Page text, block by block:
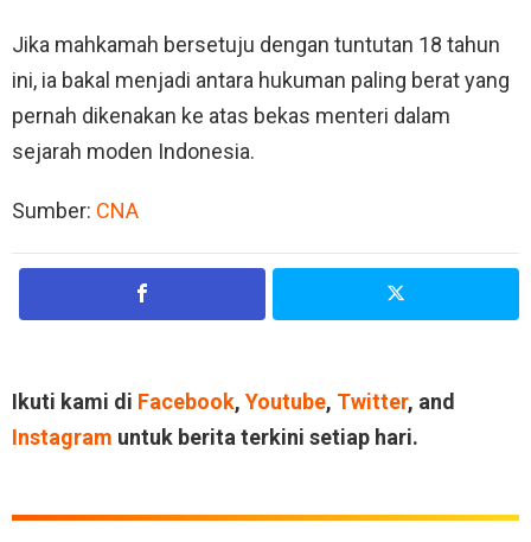
Jika mahkamah bersetuju dengan tuntutan 18 tahun
ini, ia bakal menjadi antara hukuman paling berat yang
pernah dikenakan ke atas bekas menteri dalam
sejarah moden Indonesia.
Sumber: CNA
Ikuti kami di Facebook, Youtube, Twitter, and
Instagram untuk berita terkini setiap hari.